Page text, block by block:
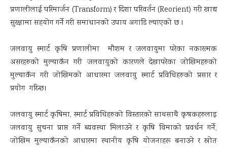
प्रणालीलाई परिमार्जन (Transform) र दिशा परिवर्तन (Reorient) गरी खाद्य
सुरक्षामा सहयोग गर्ने गरी समाधानको उपाय अगाडि ल्याएको छ ।
जलवायु स्मार्ट कृषि प्रणालीमा मौशम र जलवायुमा परेका नकारत्मक
असरहरुको मुल्याकँन गरी जलवायुको कारणले देखापरेका जोखिमहरुको
मुल्याकँन गरी जोखिमको आधारमा जलवायु स्मार्ट प्रविधिहरुको प्रसार र
प्रयोग गरिन्छ।
जलवायु स्मार्ट कृषिमा, स्मार्ट प्रविधिहरुको विस्तारको साथसाथै कृषकहरुलाइ
जलवायु सुचना प्राप्त गर्ने ब्यवस्था मिलाउने र कृषि विमाको प्रवर्धन गर्ने,
जोखिम मुल्याकँनको आधारमा स्थानीय कृषि योजनाहरू बनाउने र स्रोत